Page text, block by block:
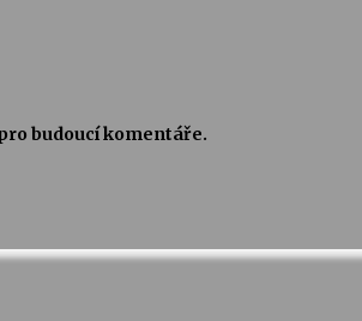
budoucí komentáře.